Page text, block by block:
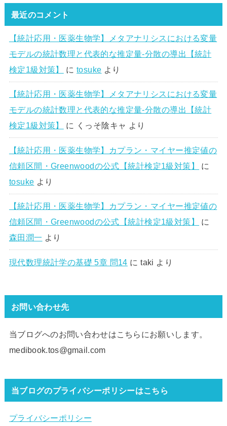
最近のコメント
【統計応用・医薬生物学】メタアナリシスにおける変量
モデルの統計数理と代表的な推定量-分散の導出【統計
検定1級対策】
にtosuke より
【統計応用・医薬生物学】メタアナリシスにおける変量
モデルの統計数理と代表的な推定量-分散の導出【統計
検定1級対策】
に くっそ陰キャ より
【統計応用・医薬生物学】カプラン・マイヤー推定値の
信頼区間・Greenwoodの公式【統計検定1級対策】
に
tosuke より
【統計応用・医薬生物学】カプラン・マイヤー推定値の
信頼区間・Greenwoodの公式【統計検定1級対策】
に
森田潤一 より
現代数理統計学の基礎 5章 問14 にtaki より
お問い合わせ先
当ブログへのお問い合わせはこちらにお願いします。
medibook.tos@gmail.com
当ブログのプライバシーポリシーはこちら
プライバシーポリシー